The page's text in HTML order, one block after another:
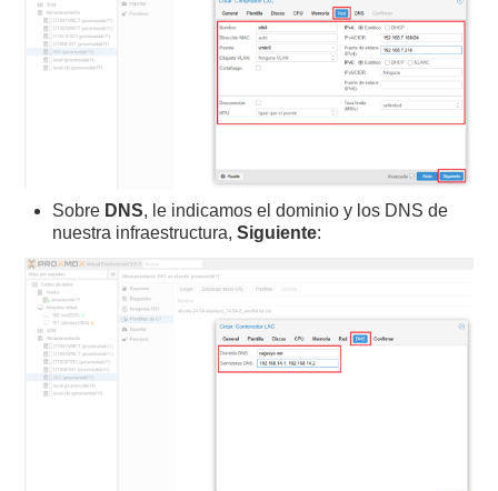
Sobre DNS, le indicamos el dominio y los DNS de
nuestra infraestructura,Siguiente: